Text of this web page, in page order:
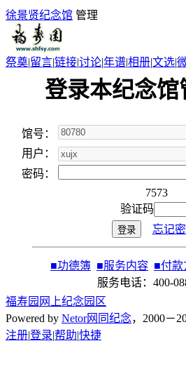
徐景贤纪念馆 管理
祭奠|留言|链接|讨论|年谱|相册|文选|
登录本纪念馆
馆号：
用户：
密码：
7573
验证码
忘记
■功德簿 ■服务内容 ■付款
服务电话：400-
福寿园网上纪念园区
Powered by Netor网同纪念，2000－
注册|登录|帮助|快捷